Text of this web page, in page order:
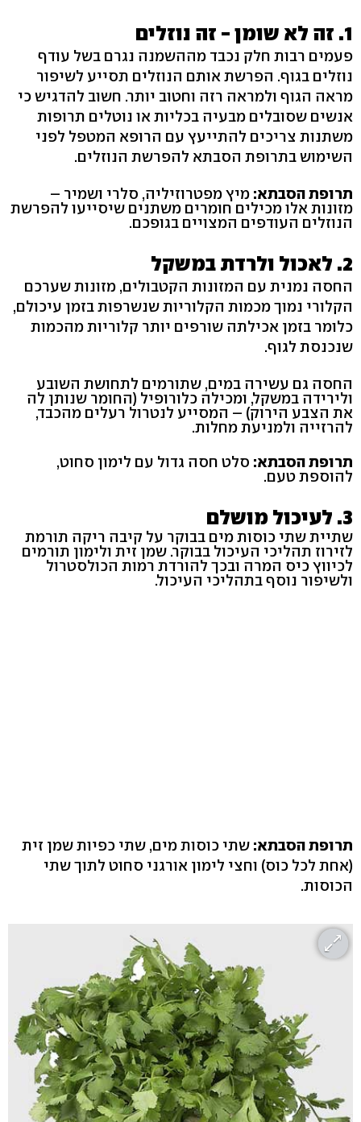
1. זה לא שומן - זה נוזלים
פעמים רבות חלק נכבד מההשמנה נגרם בשל עודף
נוזלים בגוף. הפרשת אותם הנוזלים תסייע לשיפור
מראה הגוף ולמראה רזה וחטוב יותר. חשוב להדגיש כי
אנשים שסובלים מבעיה בכליות או נוטלים תרופות
משתנות צריכים להתייעץ עם הרופא המטפל לפני
השימוש בתרופת הסבתא להפרשת הנוזלים.
תרופת הסבתא: מיץ מפטרוזיליה, סלרי ושמיר –
מזונות אלו מכילים חומרים משתנים שיסייעו להפרשת
הנוזלים העודפים המצויים בגופכם.
2. לאכול ולרדת במשקל
החסה נמנית עם המזונות הקטבולים, מזונות שערכם
הקלורי נמוך מכמות הקלוריות שנשרפות בזמן עיכולם,
כלומר בזמן אכילתה שורפים יותר קלוריות מהכמות
שנכנסת לגוף.
החסה גם עשירה במים, שתורמים לתחושת השובע
ולירידה במשקל, ומכילה כלורופיל (החומר שנותן לה
את הצבע הירוק) – המסייע לנטרול רעלים מהכבד,
להרזייה ולמניעת מחלות.
תרופת הסבתא: סלט חסה גדול עם לימון סחוט,
להוספת טעם.
3. לעיכול מושלם
שתיית שתי כוסות מים בבוקר על קיבה ריקה תורמת
לזירוז תהליכי העיכול בבוקר. שמן זית ולימון תורמים
לכיווץ כיס המרה ובכך להורדת רמות הכולסטרול
ולשיפור נוסף בתהליכי העיכול.
תרופת הסבתא: שתי כוסות מים, שתי כפיות שמן זית
(אחת לכל כוס) וחצי לימון אורגני סחוט לתוך שתי
הכוסות.